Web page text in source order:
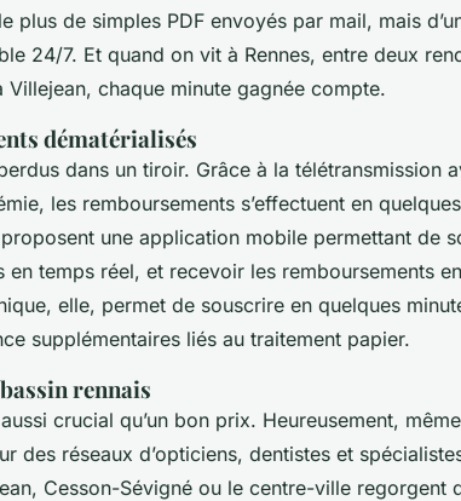
plus de simples PDF envoyés par mail, mais
24/7. Et quand on vit à Rennes, entre deux
chaque minute gagnée compte.
dématérialisés
dans un tiroir. Grâce à la télétransmission
les remboursements s’effectuent en
une application mobile permettant de
temps réel, et recevoir les remboursements
elle, permet de souscrire en quelques
supplémentaires liés au traitement papier.
rennais
crucial qu’un bon prix. Heureusement,
des réseaux d’opticiens, dentistes et
Cesson-Sévigné ou le centre-ville regorgent